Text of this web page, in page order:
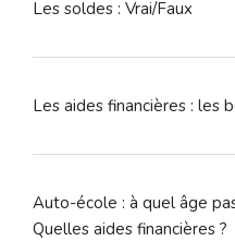
Les soldes : Vrai/Faux
Les aides financières : les
Auto-école : à quel âge
Quelles aides financières ?